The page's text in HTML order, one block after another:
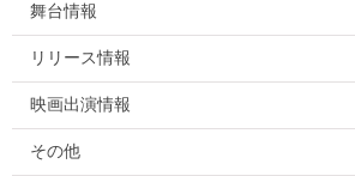
舞台情報
リリース情報
映画出演情報
その他